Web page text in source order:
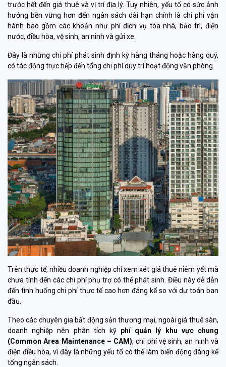
trước hết đến giá thuê và vị trí địa lý. Tuy nhiên, yếu tố có sức ảnh
hưởng bền vững hơn đến ngân sách dài hạn chính là chi phí vận
hành bao gồm các khoản như phí dịch vụ tòa nhà, bảo trì, điện
nước, điều hòa, vệ sinh, an ninh và gửi xe.
Đây là những chi phí phát sinh định kỳ hàng tháng hoặc hàng quý,
có tác động trực tiếp đến tổng chi phí duy trì hoạt động văn phòng.
Trên thực tế, nhiều doanh nghiệp chỉ xem xét giá thuê niêm yết mà
chưa tính đến các chi phí phụ trợ có thể phát sinh. Điều này dễ dẫn
đến tình huống chi phí thực tế cao hơn đáng kể so với dự toán ban
đầu.
Theo các chuyên gia bất động sản thương mại, ngoài giá thuê sàn,
doanh nghiệp nên phân tích kỹ phí quản lý khu vực chung
(Common Area Maintenance – CAM), chi phí vệ sinh, an ninh và
điện điều hòa, vì đây là những yếu tố có thể làm biến động đáng kể
tổng ngân sách.